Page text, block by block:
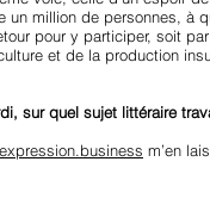
un million de personnes, à
pour y participer, soit
et de la production
sur quel sujet littéraire
m’en